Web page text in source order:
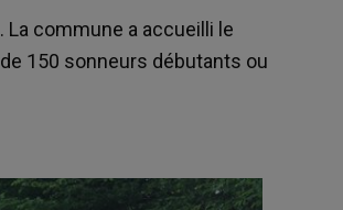
La commune a accueilli le
150 sonneurs débutants ou